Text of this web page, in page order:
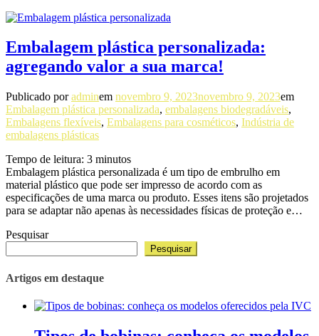
Embalagem plástica personalizada:
agregando valor a sua marca!
Publicado poradminem novembro 9, 2023novembro 9, 2023em
Embalagem plástica personalizada, embalagens biodegradáveis,
Embalagens flexíveis, Embalagens para cosméticos, Indústria de
embalagens plásticas
Tempo de leitura: 3 minutos
Embalagem plástica personalizada é um tipo de embrulho em
material plástico que pode ser impresso de acordo com as
especificações de uma marca ou produto. Esses itens são projetados
para se adaptar não apenas às necessidades físicas de proteção e…
Pesquisar
Pesquisar
Artigos em destaque